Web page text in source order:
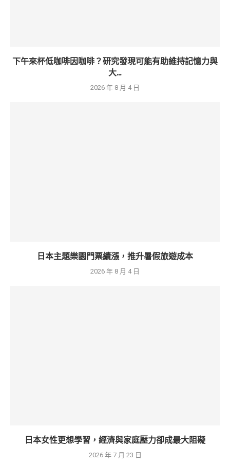
下午來杯低咖啡因咖啡？研究發現可能有助維持記憶力與
大...
2026 年 8 月 4 日
日本主題樂園門票續漲，推升暑假旅遊成本
2026 年 8 月 4 日
日本女性更想學習，經濟與家庭壓力卻成最大阻礙
2026 年 7 月 23 日